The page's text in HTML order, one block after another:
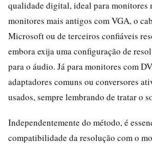
qualidade digital, ideal para monitores
monitores mais antigos com VGA, o
Microsoft ou de terceiros confiáveis
embora exija uma configuração de
para o áudio. Já para monitores com
adaptadores comuns ou conversores
usados, sempre lembrando de tratar o
Independentemente do método, é
compatibilidade da resolução com o